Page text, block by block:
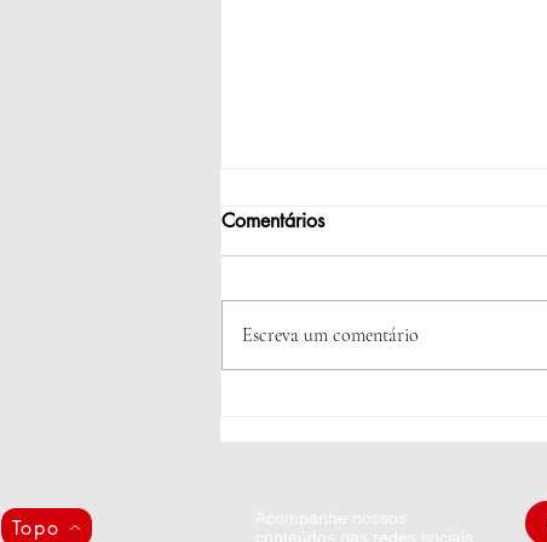
moral na Celupa.
Comentários
Escreva um comentário
Topo
Acompanhe nossos
conteúdos nas redes sociais